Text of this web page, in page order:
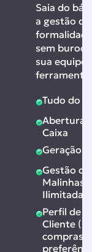
Saia do
a gestão
sem
sua equipe
Tudo do
Abertura
Caixa
Geração
Gestão de
Malinhas/
Ilimitadas
Perfil de
Cliente
compras,